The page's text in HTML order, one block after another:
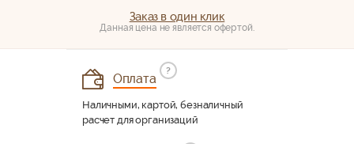
Заказ в один клик
Данная цена не является офертой.
Оплата
?
Наличными, картой, безналичный
расчет для организаций